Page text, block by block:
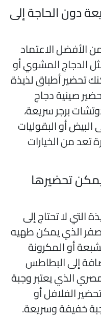
الحاجة إلى
الاعتماد
المشوي أو
أطباق لذيذة
صينية دجاج
برجر سريعة،
أو البقوليات
من الخيارات
تحضيرها
لا تحتاج إلى
الذي يمكن طهيه
أو المكرونة
إلى البطاطس
الذي يعتبر وجبة
الفلافل أو
خفيفة وسريعة.